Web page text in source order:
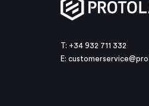
T: +34 932 711 332
E: